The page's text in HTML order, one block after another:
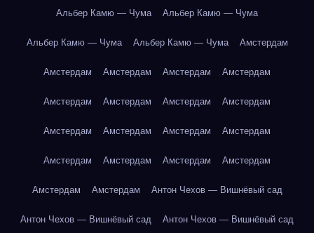
Альбер Камю — Чума Альбер Камю — Чума
Альбер Камю — Чума Альбер Камю — Чума Амстердам
Амстердам Амстердам Амстердам Амстердам
Амстердам Амстердам Амстердам Амстердам
Амстердам Амстердам Амстердам Амстердам
Амстердам Амстердам Амстердам Амстердам
Амстердам Амстердам Антон Чехов — Вишнёвый сад
Антон Чехов — Вишнёвый сад Антон Чехов — Вишнёвый сад